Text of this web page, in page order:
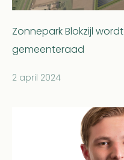
Zonnepark Blokzijl
gemeenteraad
2 april 2024